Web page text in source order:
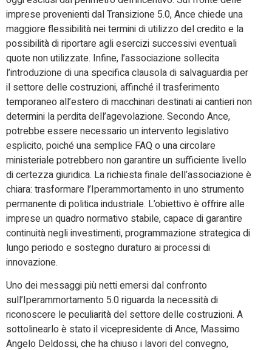
imprese provenienti dal Transizione 5.0, Ance chiede una
maggiore flessibilità nei termini di utilizzo del credito e la
possibilità di riportare agli esercizi successivi eventuali
quote non utilizzate. Infine, l’associazione sollecita
l’introduzione di una specifica clausola di salvaguardia per
il settore delle costruzioni, affinché il trasferimento
temporaneo all’estero di macchinari destinati ai cantieri non
determini la perdita dell’agevolazione. Secondo Ance,
potrebbe essere necessario un intervento legislativo
esplicito, poiché una semplice FAQ o una circolare
ministeriale potrebbero non garantire un sufficiente livello
di certezza giuridica. La richiesta finale dell’associazione è
chiara: trasformare l’Iperammortamento in uno strumento
permanente di politica industriale. L’obiettivo è offrire alle
imprese un quadro normativo stabile, capace di garantire
continuità negli investimenti, programmazione strategica di
lungo periodo e sostegno duraturo ai processi di
innovazione.
Uno dei messaggi più netti emersi dal confronto
sull’Iperammortamento 5.0 riguarda la necessità di
riconoscere le peculiarità del settore delle costruzioni. A
sottolinearlo è stato il vicepresidente di Ance, Massimo
Angelo Deldossi, che ha chiuso i lavori del convegno,